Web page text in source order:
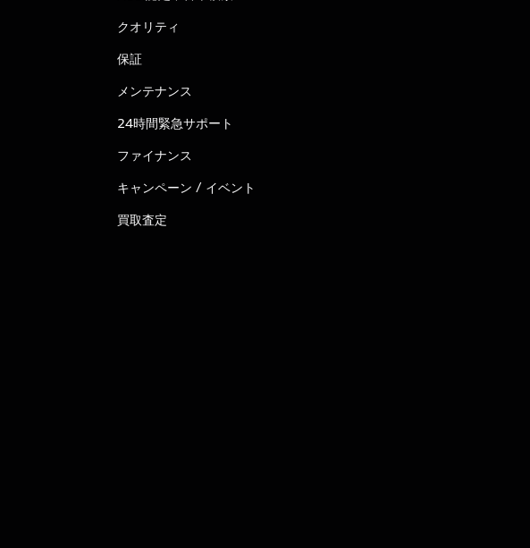
クオリティ
保証
メンテナンス
24時間緊急サポート
ファイナンス
キャンペーン / イベント
買取査定